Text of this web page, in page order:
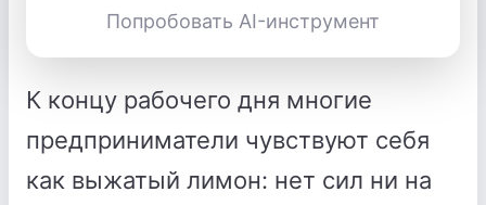
Попробовать AI-инструмент
К концу рабочего дня многие
предприниматели чувствуют себя
как выжатый лимон: нет сил ни на